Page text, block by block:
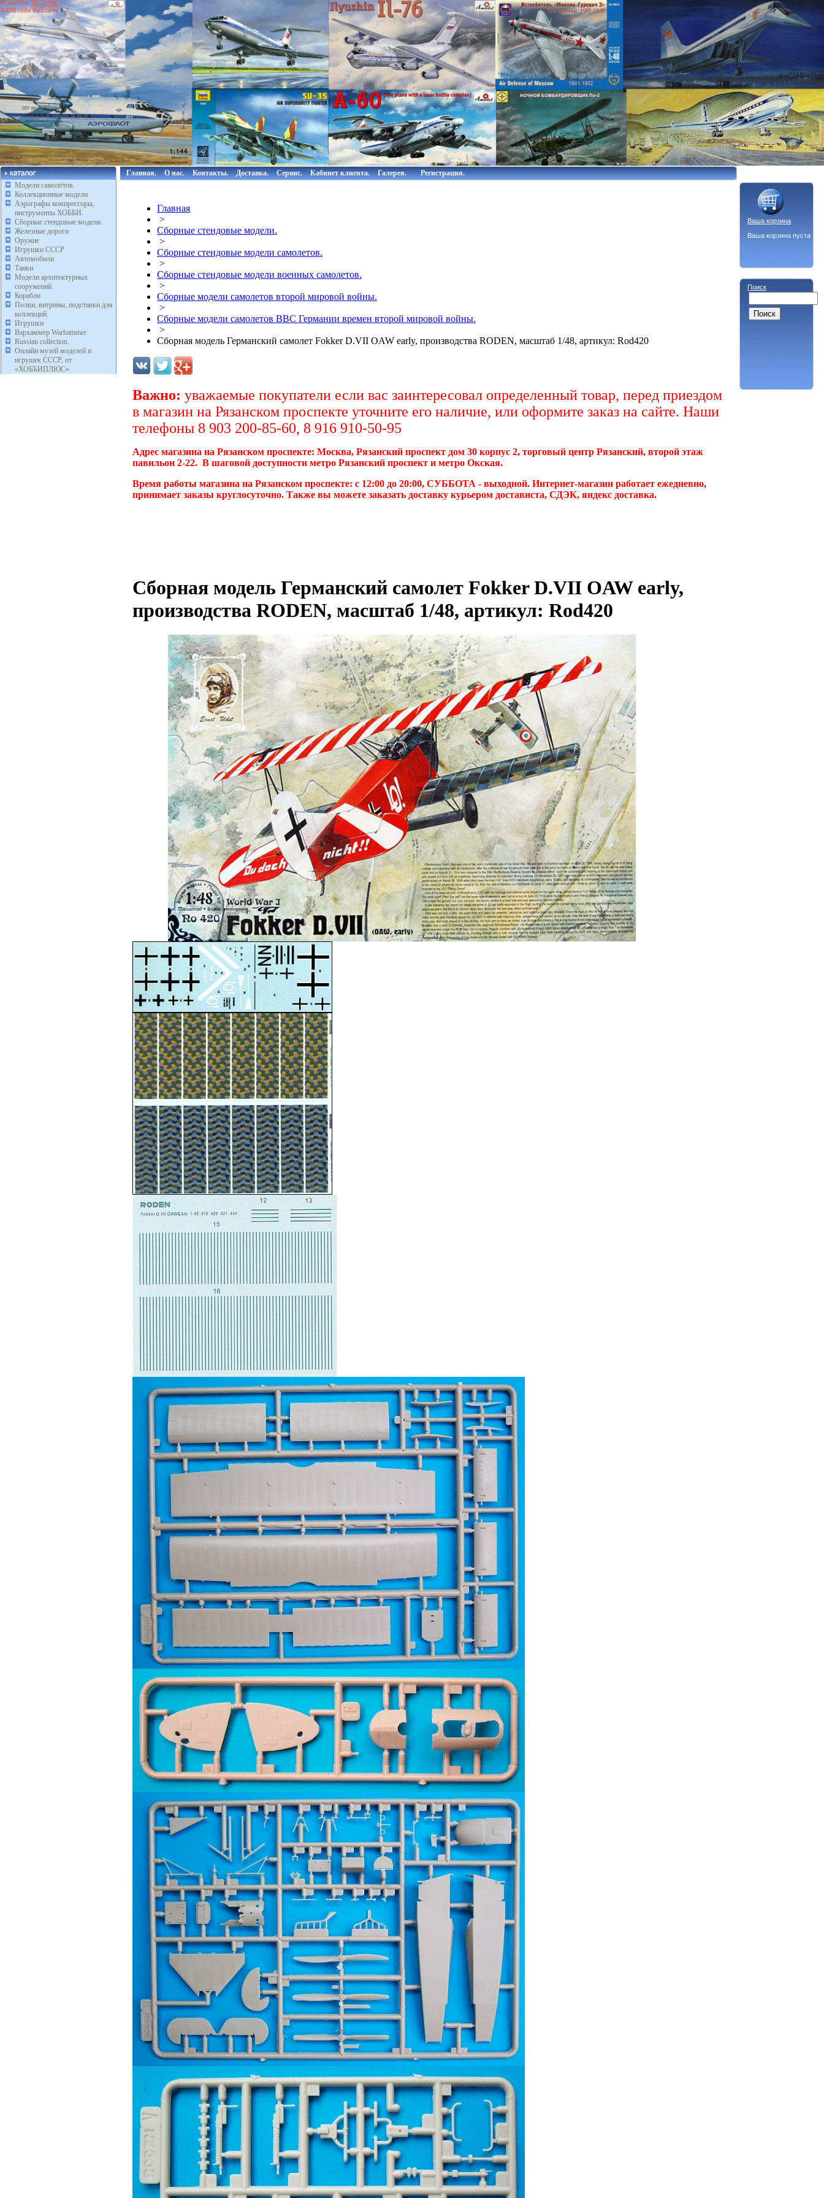
Модели самолётов.
Коллекционные модели
Аэрографы компрессоры,
инструменты ХОББИ.
Сборные стендовые модели.
Железные дороги
Оружие
Игрушки СССР
Автомобили
Танки
Модели архитектурных
сооружений.
Корабли
Полки, витрины, подставки для
коллекций.
Игрушки
Вархаммер Warhammer
Russian collection.
Онлайн музей моделей и
игрушек СССР, от
«ХОББИПЛЮС»
Главная. О нас. Контакты. Доставка. Сервис. Кабинет клиента. Галерея. Регистрация.
Главная
>
Сборные стендовые модели.
>
Сборные стендовые модели самолетов.
>
Сборные стендовые модели военных самолетов.
>
Сборные модели самолетов второй мировой войны.
>
Сборные модели самолетов ВВС Германии времен второй мировой войны.
>
Сборная модель Германский самолет Fokker D.VII OAW early, производства RODEN, масштаб 1/48, артикул: Rod420
Важно: уважаемые покупатели если вас заинтересовал определенный товар, перед приездом
в магазин на Рязанском проспекте уточните его наличие, или оформите заказ на сайте. Наши
телефоны 8 903 200-85-60, 8 916 910-50-95
Адрес магазина на Рязанском проспекте: Москва, Рязанский проспект дом 30 корпус 2, торговый центр Рязанский, второй этаж
павильон 2-22. В шаговой доступности метро Рязанский проспект и метро Окская.
Время работы магазина на Рязанском проспекте: с 12:00 до 20:00, СУББОТА - выходной. Интернет-магазин работает ежедневно,
принимает заказы круглосуточно. Также вы можете заказать доставку курьером достависта, СДЭК, яндекс доставка.
Сборная модель Германский самолет Fokker D.VII OAW early,
производства RODEN, масштаб 1/48, артикул: Rod420
Ваша корзина
Ваша корзина пуста
Поиск